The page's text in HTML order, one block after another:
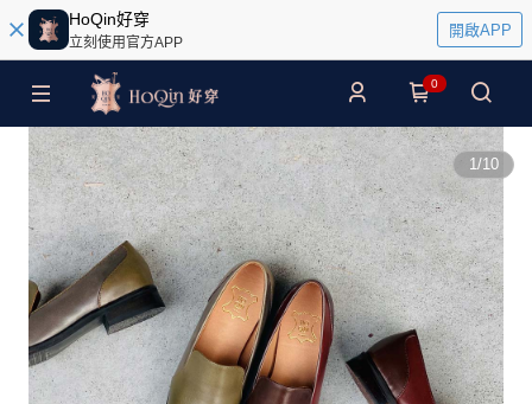
HoQin好穿
立刻使用官方APP
開啟APP
0
1/10